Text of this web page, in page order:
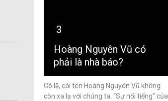
3
Hoàng Nguyên Vũ có
phải là nhà báo?
Có lẽ, cái tên Hoàng Nguyên Vũ không
còn xa lạ với chúng ta. “Sự nổi tiếng” của